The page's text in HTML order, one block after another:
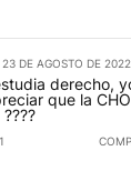
23 DE AGOSTO DE 2022
derecho,
que la
1